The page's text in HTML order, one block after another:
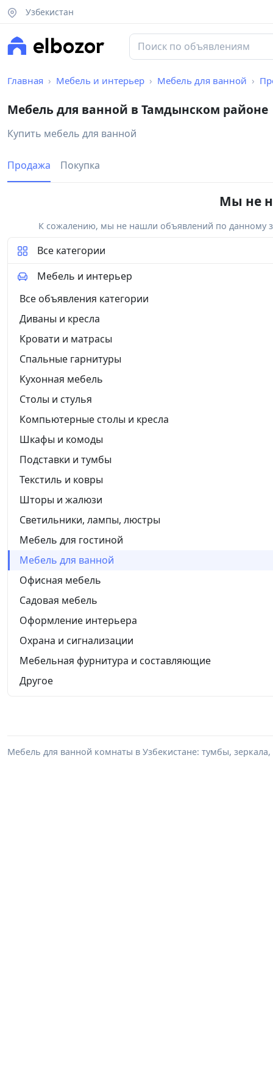
Узбекистан
Главная Мебель и интерьер Мебель для ванной
Мебель для ванной в Тамдынском районе
Купить мебель для ванной
Продажа Покупка
Мы не
К сожалению, мы не нашли объявлений по данному
Все категории
Мебель и интерьер
Все объявления категории
Диваны и кресла
Кровати и матрасы
Спальные гарнитуры
Кухонная мебель
Столы и стулья
Компьютерные столы и кресла
Шкафы и комоды
Подставки и тумбы
Текстиль и ковры
Шторы и жалюзи
Светильники, лампы, люстры
Мебель для гостиной
Мебель для ванной
Офисная мебель
Садовая мебель
Оформление интерьера
Охрана и сигнализации
Мебельная фурнитура и составляющие
Другое
Мебель для ванной комнаты в Узбекистане: тумбы,